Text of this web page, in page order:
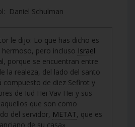
Daniel Schulman
le dijo: Lo que has dicho es
pero incluso Israel
porque se encuentran entre
la realeza, del lado del santo
compuesto de diez Sefirot y
de Iud Hei Vav Hei y sus
que son como
del servidor, METAT, que es
de su casa»